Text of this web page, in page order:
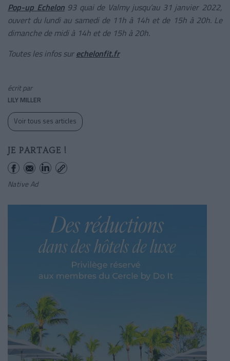
Pop-up Echelon93 quai de Valmy jusqu’au 31 janvier 2022,
ouvert du lundi au samedi de 11h à 14h et de 15h à 20h. Le
dimanche de midi à 14h et de 15h à 20h.
Toutes les infos surechelonfit.fr
écrit par
LILY MILLER
Voir tous ses articles
JE PARTAGE !
Native Ad